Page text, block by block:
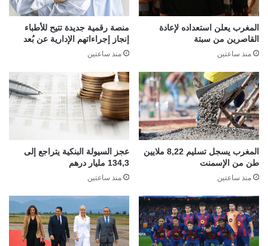
المغرب يعلن استعداده لإعادة
القاصرين من سبتة
منذ ساعتين
منصة رقمية جديدة تتيح للأطباء
إنجاز إجراءاتهم الإدارية عن بُعد
منذ ساعتين
المغرب يسجل تسليم 8,22 ملايين
طن من الإسمنت
منذ ساعتين
عجز السيولة البنكية يتراجع إلى
134,3 مليار درهم
منذ ساعتين